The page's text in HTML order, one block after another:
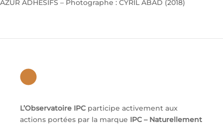
AZUR ADHESIFS – Photographe : CYRIL ABAD (2018)
L’Observatoire IPC participe activement aux
actions portées par la marque IPC – Naturellement